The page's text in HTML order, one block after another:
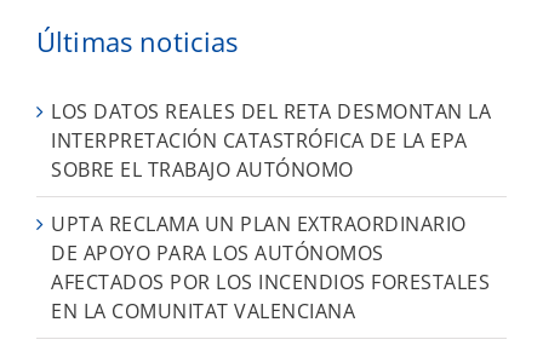
Últimas noticias
LOS DATOS REALES DEL RETA DESMONTAN LA
INTERPRETACIÓN CATASTRÓFICA DE LA EPA
SOBRE EL TRABAJO AUTÓNOMO
UPTA RECLAMA UN PLAN EXTRAORDINARIO
DE APOYO PARA LOS AUTÓNOMOS
AFECTADOS POR LOS INCENDIOS FORESTALES
EN LA COMUNITAT VALENCIANA